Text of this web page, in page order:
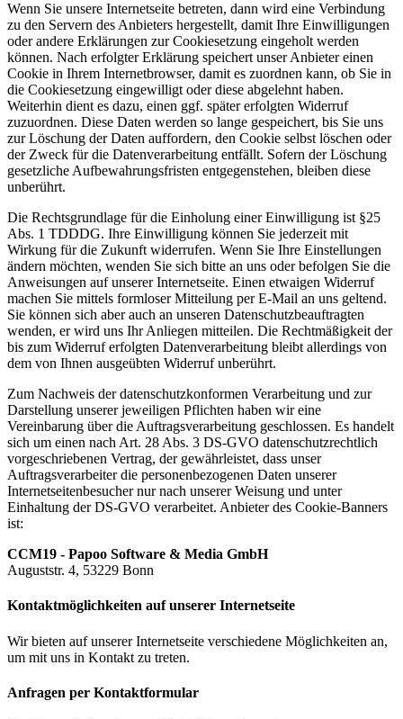
Wenn Sie unsere Internetseite betreten, dann wird eine Verbindung
zu den Servern des Anbieters hergestellt, damit Ihre Einwilligungen
oder andere Erklärungen zur Cookiesetzung eingeholt werden
können. Nach erfolgter Erklärung speichert unser Anbieter einen
Cookie in Ihrem Internetbrowser, damit es zuordnen kann, ob Sie in
die Cookiesetzung eingewilligt oder diese abgelehnt haben.
Weiterhin dient es dazu, einen ggf. später erfolgten Widerruf
zuzuordnen. Diese Daten werden so lange gespeichert, bis Sie uns
zur Löschung der Daten auffordern, den Cookie selbst löschen oder
der Zweck für die Datenverarbeitung entfällt. Sofern der Löschung
gesetzliche Aufbewahrungsfristen entgegenstehen, bleiben diese
unberührt.
Die Rechtsgrundlage für die Einholung einer Einwilligung ist §25
Abs. 1 TDDDG. Ihre Einwilligung können Sie jederzeit mit
Wirkung für die Zukunft widerrufen. Wenn Sie Ihre Einstellungen
ändern möchten, wenden Sie sich bitte an uns oder befolgen Sie die
Anweisungen auf unserer Internetseite. Einen etwaigen Widerruf
machen Sie mittels formloser Mitteilung per E-Mail an uns geltend.
Sie können sich aber auch an unseren Datenschutzbeauftragten
wenden, er wird uns Ihr Anliegen mitteilen. Die Rechtmäßigkeit der
bis zum Widerruf erfolgten Datenverarbeitung bleibt allerdings von
dem von Ihnen ausgeübten Widerruf unberührt.
Zum Nachweis der datenschutzkonformen Verarbeitung und zur
Darstellung unserer jeweiligen Pflichten haben wir eine
Vereinbarung über die Auftragsverarbeitung geschlossen. Es handelt
sich um einen nach Art. 28 Abs. 3 DS-GVO datenschutzrechtlich
vorgeschriebenen Vertrag, der gewährleistet, dass unser
Auftragsverarbeiter die personenbezogenen Daten unserer
Internetseitenbesucher nur nach unserer Weisung und unter
Einhaltung der DS-GVO verarbeitet. Anbieter des Cookie-Banners
ist:
CCM19 - Papoo Software & Media GmbH
Auguststr. 4, 53229 Bonn
Kontaktmöglichkeiten auf unserer Internetseite
Wir bieten auf unserer Internetseite verschiedene Möglichkeiten an,
um mit uns in Kontakt zu treten.
Anfragen per Kontaktformular